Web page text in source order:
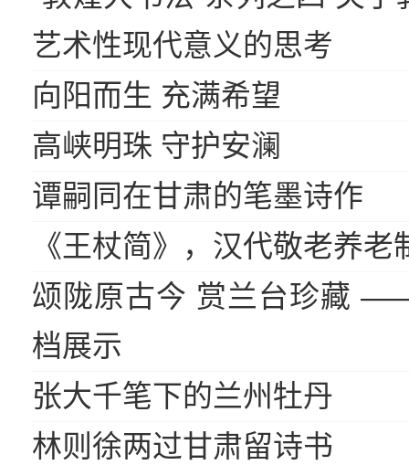
艺术性现代意义的思考
向阳而生 充满希望
高峡明珠 守护安澜
谭嗣同在甘肃的笔墨诗作
《王杖简》，汉代敬老养
颂陇原古今 赏兰台珍藏
档展示
张大千笔下的兰州牡丹
林则徐两过甘肃留诗书